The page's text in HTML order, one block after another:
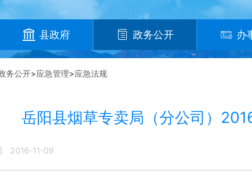
县政府 政务公开 办
务公开>应急管理>应急法规
岳阳县烟草专卖局（分公司）
2016-11-09